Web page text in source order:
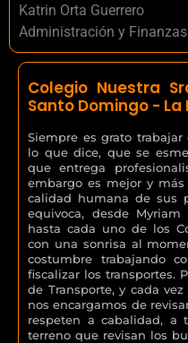
Katrin Orta Guerrero
Administración y
Colegio Nuestra
Santo Domingo - La
Siempre es grato
lo que dice, que se
que entrega
embargo es mejor y
calidad humana de sus
equivoca, desde
hasta cada uno de los
con una sonrisa al
costumbre trabajando
fiscalizar los transportes.
de Transporte, y cada
nos encargamos de
respeten a cabalidad, a
terreno que revisan los